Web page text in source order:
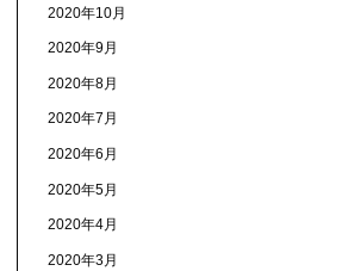
2020年10月
2020年9月
2020年8月
2020年7月
2020年6月
2020年5月
2020年4月
2020年3月